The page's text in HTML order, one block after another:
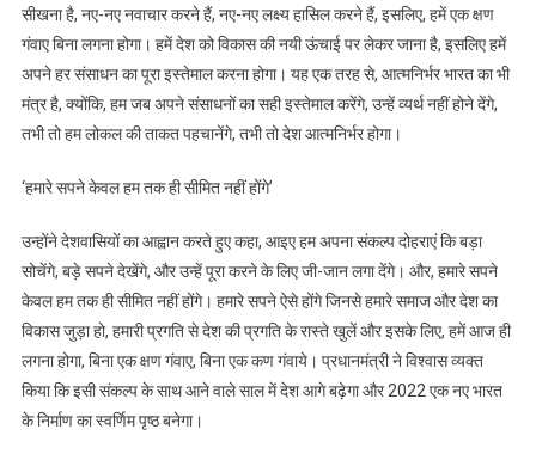
सीखना है, नए-नए नवाचार करने हैं, नए-नए लक्ष्य हासिल करने हैं, इसलिए, हमें एक क्षण
गंवाए बिना लगना होगा। हमें देश को विकास की नयी ऊंचाई पर लेकर जाना है, इसलिए हमें
अपने हर संसाधन का पूरा इस्तेमाल करना होगा। यह एक तरह से, आत्मनिर्भर भारत का भी
मंत्र है, क्योंकि, हम जब अपने संसाधनों का सही इस्तेमाल करेंगे, उन्हें व्यर्थ नहीं होने देंगे,
तभी तो हम लोकल की ताकत पहचानेंगे, तभी तो देश आत्मनिर्भर होगा।
‘हमारे सपने केवल हम तक ही सीमित नहीं होंगे’
उन्होंने देशवासियों का आह्वान करते हुए कहा, आइए हम अपना संकल्प दोहराएं कि बड़ा
सोचेंगे, बड़े सपने देखेंगे, और उन्हें पूरा करने के लिए जी-जान लगा देंगे। और, हमारे सपने
केवल हम तक ही सीमित नहीं होंगे। हमारे सपने ऐसे होंगे जिनसे हमारे समाज और देश का
विकास जुड़ा हो, हमारी प्रगति से देश की प्रगति के रास्ते खुलें और इसके लिए, हमें आज ही
लगना होगा, बिना एक क्षण गंवाए, बिना एक कण गंवाये। प्रधानमंत्री ने विश्वास व्यक्त
किया कि इसी संकल्प के साथ आने वाले साल में देश आगे बढ़ेगा और 2022 एक नए भारत
के निर्माण का स्वर्णिम पृष्ठ बनेगा।